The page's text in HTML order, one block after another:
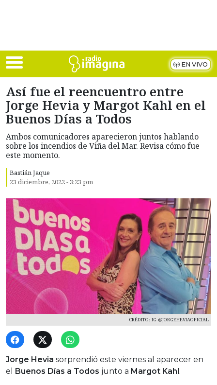
EN VIVO
Así fue el reencuentro entre
Jorge Hevia y Margot Kahl en el
Buenos Días a Todos
Ambos comunicadores aparecieron juntos hablando
sobre los incendios de Viña del Mar. Revisa cómo fue
este momento.
Bastián Jaque
23 diciembre, 2022 - 3:23 pm
CRÉDITO: IG @JORGEHEVIAOFICIAL
Jorge Hevia sorprendió este viernes al aparecer en
el
Buenos Días a Todos junto a Margot Kahl .